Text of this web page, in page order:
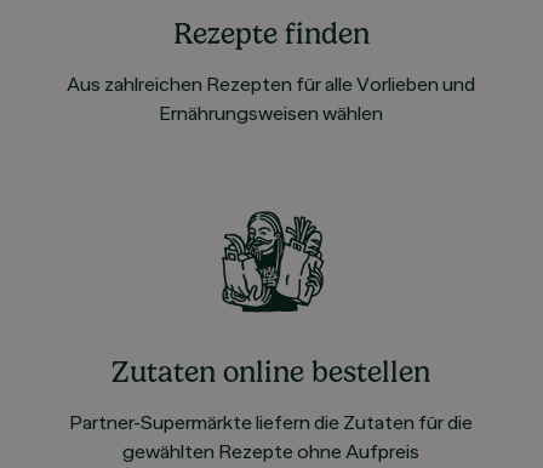
Rezepte finden
Aus zahlreichen Rezepten für alle Vorlieben und
Ernährungsweisen wählen
Zutaten online bestellen
Partner-Supermärkte liefern die Zutaten für die
gewählten Rezepte ohne Aufpreis